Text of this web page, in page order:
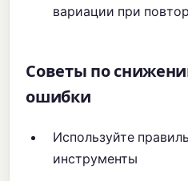
вариации при
Советы по
ошибки
Используйте
инструменты